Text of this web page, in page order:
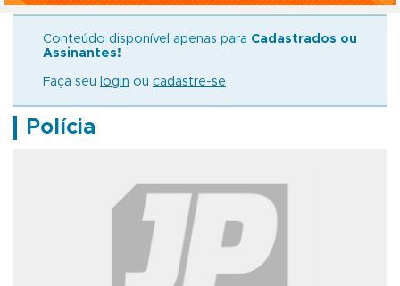
Conteúdo disponível apenas para Cadastrados ou
Assinantes!
Faça seu login ou cadastre-se
Polícia